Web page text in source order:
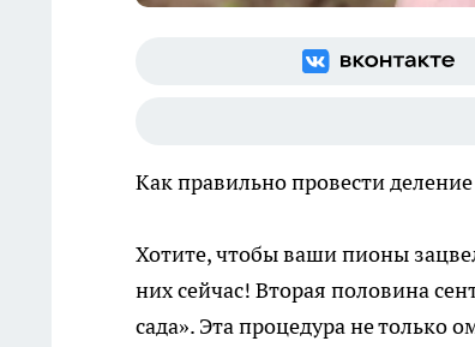
Как правильно провести
Хотите, чтобы ваши пионы
них сейчас! Вторая половина
сада». Эта процедура не только